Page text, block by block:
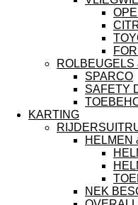
ROLBEUGELS
SPARCO
SAFETY
KARTING
HELMEN
NEK